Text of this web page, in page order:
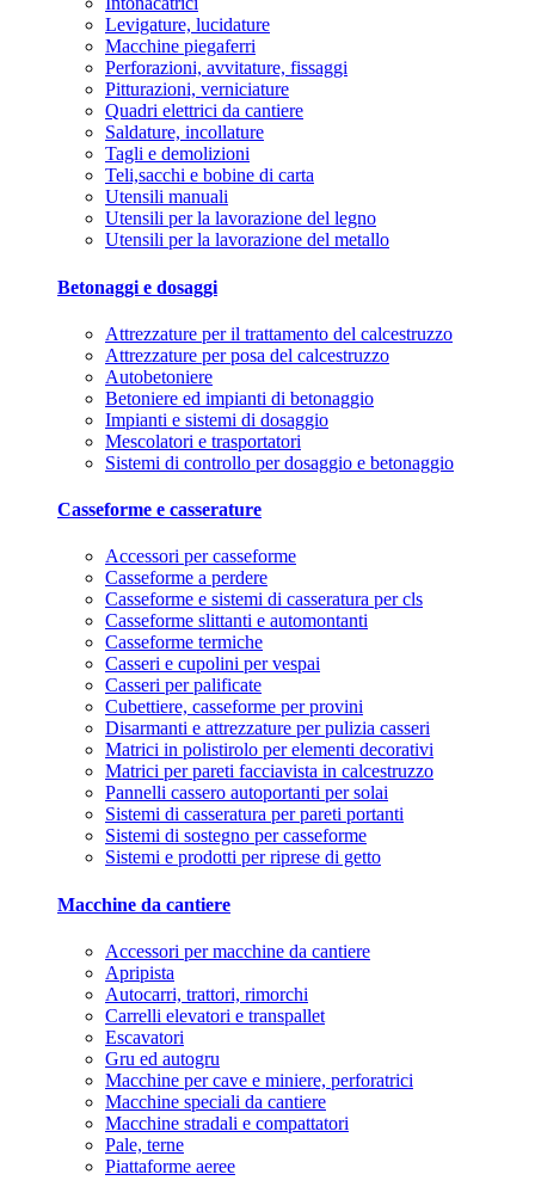
Levigature, lucidature
Macchine piegaferri
Perforazioni, avvitature, fissaggi
Pitturazioni, verniciature
Quadri elettrici da cantiere
Saldature, incollature
Tagli e demolizioni
Teli,sacchi e bobine di carta
Utensili manuali
Utensili per la lavorazione del legno
Utensili per la lavorazione del metallo
Betonaggi e dosaggi
Attrezzature per il trattamento del calcestruzzo
Attrezzature per posa del calcestruzzo
Autobetoniere
Betoniere ed impianti di betonaggio
Impianti e sistemi di dosaggio
Mescolatori e trasportatori
Sistemi di controllo per dosaggio e betonaggio
Casseforme e casserature
Accessori per casseforme
Casseforme a perdere
Casseforme e sistemi di casseratura per cls
Casseforme slittanti e automontanti
Casseforme termiche
Casseri e cupolini per vespai
Casseri per palificate
Cubettiere, casseforme per provini
Disarmanti e attrezzature per pulizia casseri
Matrici in polistirolo per elementi decorativi
Matrici per pareti facciavista in calcestruzzo
Pannelli cassero autoportanti per solai
Sistemi di casseratura per pareti portanti
Sistemi di sostegno per casseforme
Sistemi e prodotti per riprese di getto
Macchine da cantiere
Accessori per macchine da cantiere
Apripista
Autocarri, trattori, rimorchi
Carrelli elevatori e transpallet
Escavatori
Gru ed autogru
Macchine per cave e miniere, perforatrici
Macchine speciali da cantiere
Macchine stradali e compattatori
Pale, terne
Piattaforme aeree